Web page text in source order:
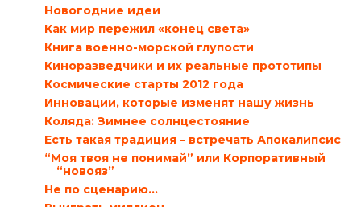
Новогодние идеи
Как мир пережил «конец света»
Книга военно-морской глупости
Киноразведчики и их реальные прототипы
Космические старты 2012 года
Инновации, которые изменят нашу жизнь
Коляда: Зимнее солнцестояние
Есть такая традиция – встречать Апокалипсис
“Моя твоя не понимай” или Корпоративный
“новояз”
Не по сценарию…